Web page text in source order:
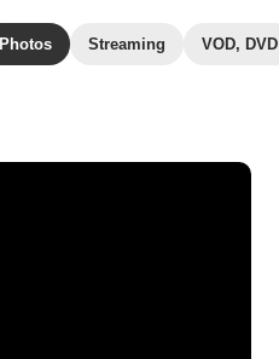
Photos Streaming VOD, DVD